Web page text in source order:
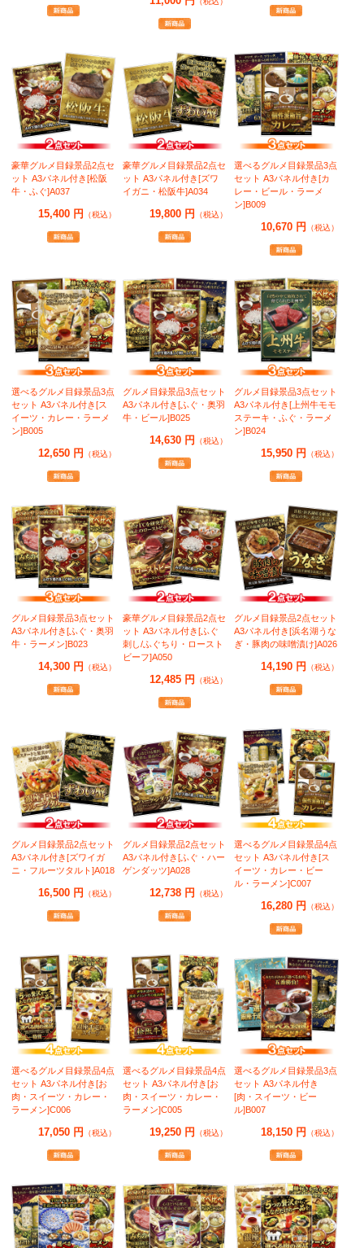
豪華グルメ目録景品2点セ
ット A3パネル付き[松阪
牛・ふぐ]A037
15,400 円 （税込）
豪華グルメ目録景品2点セ
ット A3パネル付き[ズワ
イガニ・松阪牛]A034
19,800 円 （税込）
選べるグルメ目録景品3点
セット A3パネル付き[カ
レー・ビール・ラーメ
ン]B009
10,670 円 （税込）
選べるグルメ目録景品3点
セット A3パネル付き[ス
イーツ・カレー・ラーメ
ン]B005
12,650 円 （税込）
グルメ目録景品3点セット
A3パネル付き[ふぐ・奥羽
牛・ビール]B025
14,630 円 （税込）
グルメ目録景品3点セット
A3パネル付き[上州牛モモ
ステーキ・ふぐ・ラーメ
ン]B024
15,950 円 （税込）
グルメ目録景品3点セット
A3パネル付き[ふぐ・奥羽
牛・ラーメン]B023
14,300 円 （税込）
豪華グルメ目録景品2点セ
ット A3パネル付き[ふぐ
刺し/ふぐちり・ロースト
ビーフ]A050
12,485 円 （税込）
グルメ目録景品2点セット
A3パネル付き[浜名湖うな
ぎ・豚肉の味噌漬け]A026
14,190 円 （税込）
グルメ目録景品2点セット
A3パネル付き[ズワイガ
ニ・フルーツタルト]A018
16,500 円 （税込）
グルメ目録景品2点セット
A3パネル付き[ふぐ・ハー
ゲンダッツ]A028
12,738 円 （税込）
選べるグルメ目録景品4点
セット A3パネル付き[ス
イーツ・カレー・ビー
ル・ラーメン]C007
16,280 円 （税込）
選べるグルメ目録景品4点
セット A3パネル付き[お
肉・スイーツ・カレー・
ラーメン]C006
17,050 円 （税込）
選べるグルメ目録景品4点
セット A3パネル付き[お
肉・スイーツ・カレー・
ラーメン]C005
19,250 円 （税込）
選べるグルメ目録景品3点
セット A3パネル付き
[肉・スイーツ・ビー
ル]B007
18,150 円 （税込）